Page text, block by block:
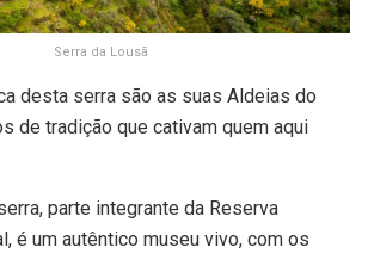
Serra da Lousã
desta serra são as suas Aldeias do
de tradição que cativam quem aqui
parte integrante da Reserva
é um autêntico museu vivo, com os